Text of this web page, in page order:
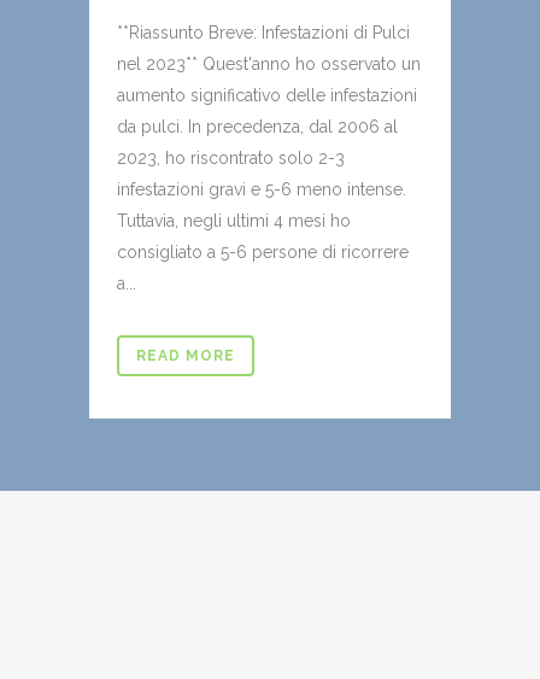
**Riassunto Breve: Infestazioni di Pulci
nel 2023** Quest'anno ho osservato un
aumento significativo delle infestazioni
da pulci. In precedenza, dal 2006 al
2023, ho riscontrato solo 2-3
infestazioni gravi e 5-6 meno intense.
Tuttavia, negli ultimi 4 mesi ho
consigliato a 5-6 persone di ricorrere
a...
READ MORE